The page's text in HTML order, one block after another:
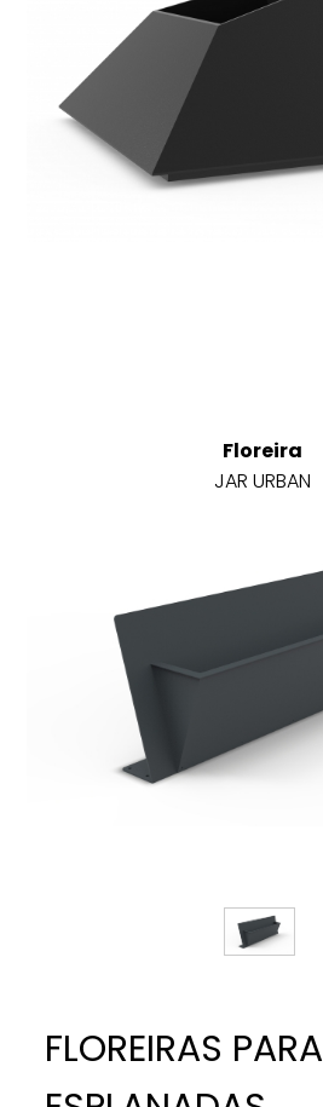
Floreira
JAR URBAN
FLOREIRAS PARA